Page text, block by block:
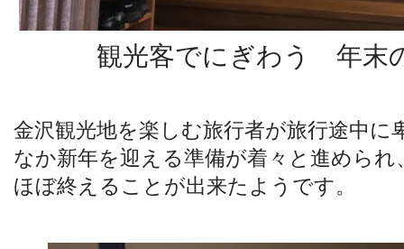
観光客でにぎわう 年末
金沢観光地を楽しむ旅行者が旅行途中に
なか新年を迎える準備が着々と進めら
ほぼ終えることが出来たようです。